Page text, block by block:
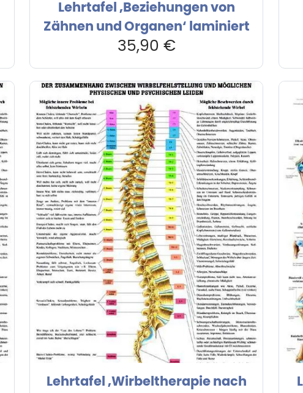
Lehrtafel ‚Beziehungen von
Zähnen und Organen‘ laminiert
35,90 €
Lehrtafel ‚Wirbeltherapie nach